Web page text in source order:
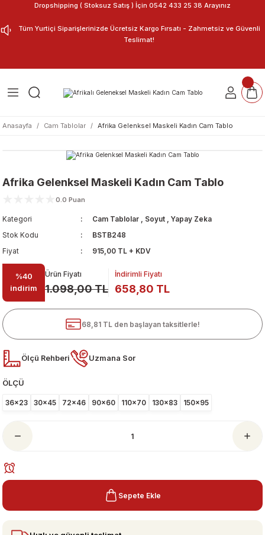
Dropshipping ( Stoksuz Satış ) İçin 0542 433 25 38 Arayınız
Tüm Yurtiçi Siparişlerinizde Ücretsiz Kargo Fırsatı - Zahmetsiz ve Güvenli
Teslimat!
Anasayfa Cam Tablolar Afrika Gelenksel Maskeli Kadın Cam Tablo
Afrika Gelenksel Maskeli Kadın Cam Tablo
0.0 Puan
Kategori Cam Tablolar , Soyut , Yapay Zeka
Stok Kodu
BSTB248
Fiyat
915,00 TL + KDV
%40
indirim
Ürün Fiyatı
1.098,00 TL
İndirimli Fiyatı
658,80 TL
68,81 TL den başlayan taksitlerle!
Ölçü Rehberi Uzmana Sor
ÖLÇÜ
36x23 30x45 72x46 90x60 110x70 130x83 150x95
Sepete Ekle